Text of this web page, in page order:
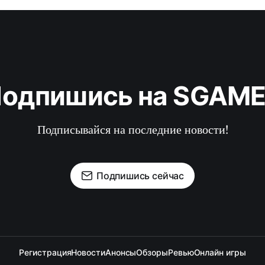
на
Подписывайся на последние новости!
Подпишись сейчас
РегистрацияНовостиАнонсыОбзорыРевьюОнлайн игры